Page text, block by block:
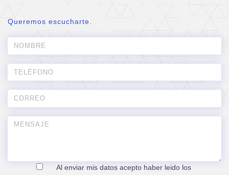
Queremos escucharte.
Al enviar mis datos acepto haber leido los